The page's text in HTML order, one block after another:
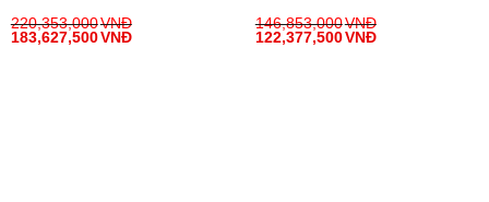
220,353,000VNĐ
183,627,500VNĐ
146,853,000VNĐ
122,377,500VNĐ